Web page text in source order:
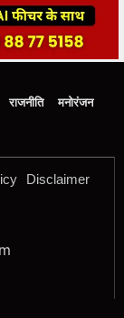
राजनीति
मनोरंजन
Disclaimer